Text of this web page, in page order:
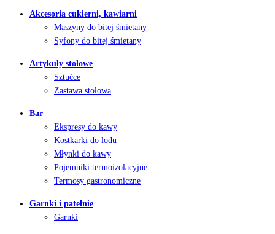
Akcesoria cukierni, kawiarni
Maszyny do bitej śmietany
Syfony do bitej śmietany
Artykuły stołowe
Sztućce
Zastawa stołowa
Bar
Ekspresy do kawy
Kostkarki do lodu
Młynki do kawy
Pojemniki termoizolacyjne
Termosy gastronomiczne
Garnki i patelnie
Garnki